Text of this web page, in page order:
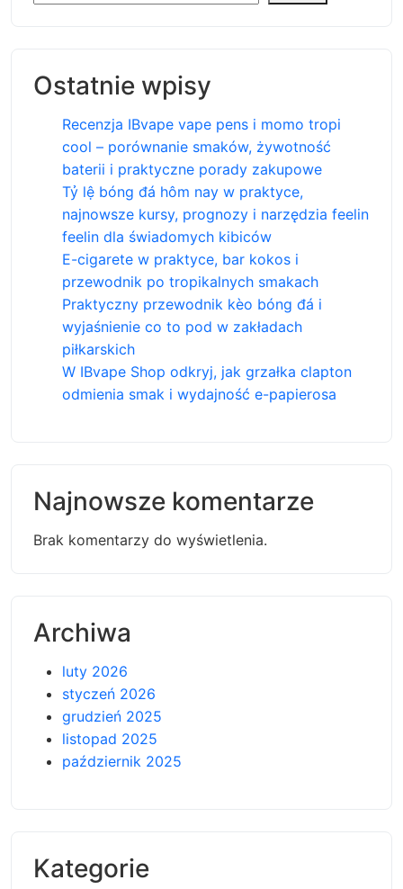
Ostatnie wpisy
Recenzja IBvape vape pens i momo tropi
cool – porównanie smaków, żywotność
baterii i praktyczne porady zakupowe
Tỷ lệ bóng đá hôm nay w praktyce,
najnowsze kursy, prognozy i narzędzia feelin
feelin dla świadomych kibiców
E-cigarete w praktyce, bar kokos i
przewodnik po tropikalnych smakach
Praktyczny przewodnik kèo bóng đá i
wyjaśnienie co to pod w zakładach
piłkarskich
W IBvape Shop odkryj, jak grzałka clapton
odmienia smak i wydajność e-papierosa
Najnowsze komentarze
Brak komentarzy do wyświetlenia.
Archiwa
luty 2026
styczeń 2026
grudzień 2025
listopad 2025
październik 2025
Kategorie